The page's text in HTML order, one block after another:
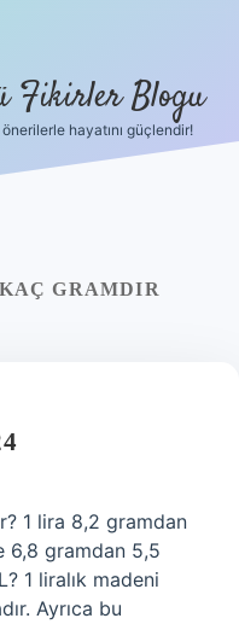
Fikirler Blogu
hayatını güçlendir!
GRAMDIR
1 lira 8,2 gramdan
6,8 gramdan 5,5
1 liralık madeni
Ayrıca bu